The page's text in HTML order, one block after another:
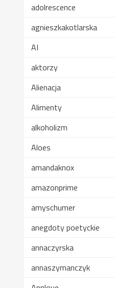
adolrescence
agnieszkakotlarska
AI
aktorzy
Alienacja
Alimenty
alkoholizm
Aloes
amandaknox
amazonprime
amyschumer
anegdoty poetyckie
annaczyrska
annaszymanczyk